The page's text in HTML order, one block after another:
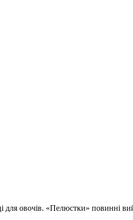
для овочів. «Пелюстки» повинні